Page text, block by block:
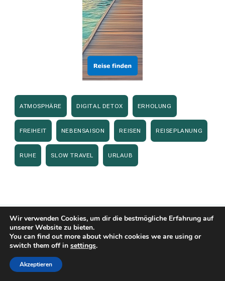
ATMOSPHÄRE DIGITAL DETOX ERHOLUNG
FREIHEIT NEBENSAISON REISEN REISEPLANUNG
RUHE SLOW TRAVEL URLAUB
Empfohlene Artikel
Wir verwenden Cookies, um dir die bestmögliche Erfahrung auf
unserer Website zu bieten.
You can find out more about which cookies we are using or
switch them off in settings.
Akzeptieren